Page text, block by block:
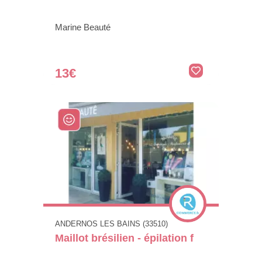
Marine Beauté
13€
ANDERNOS LES BAINS (33510)
Maillot brésilien - épilation f